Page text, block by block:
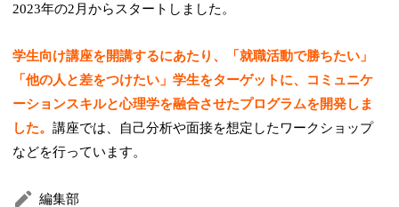
2023年の2月からスタートしました。
学生向け講座を開講するにあたり、「就職活動で勝ちたい」
「他の人と差をつけたい」学生をターゲットに、コミュニケ
ーションスキルと心理学を融合させたプログラムを開発しま
した。講座では、自己分析や面接を想定したワークショップ
などを行っています。
編集部